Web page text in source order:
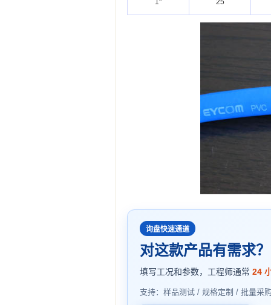
1" 25
询盘快速通道
对这款产品有需求？
填写工况和参数，工程师通常 24
支持：样品测试 / 规格定制 / 批量采